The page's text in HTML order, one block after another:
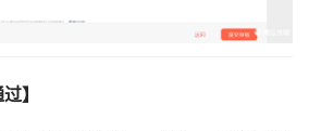
】